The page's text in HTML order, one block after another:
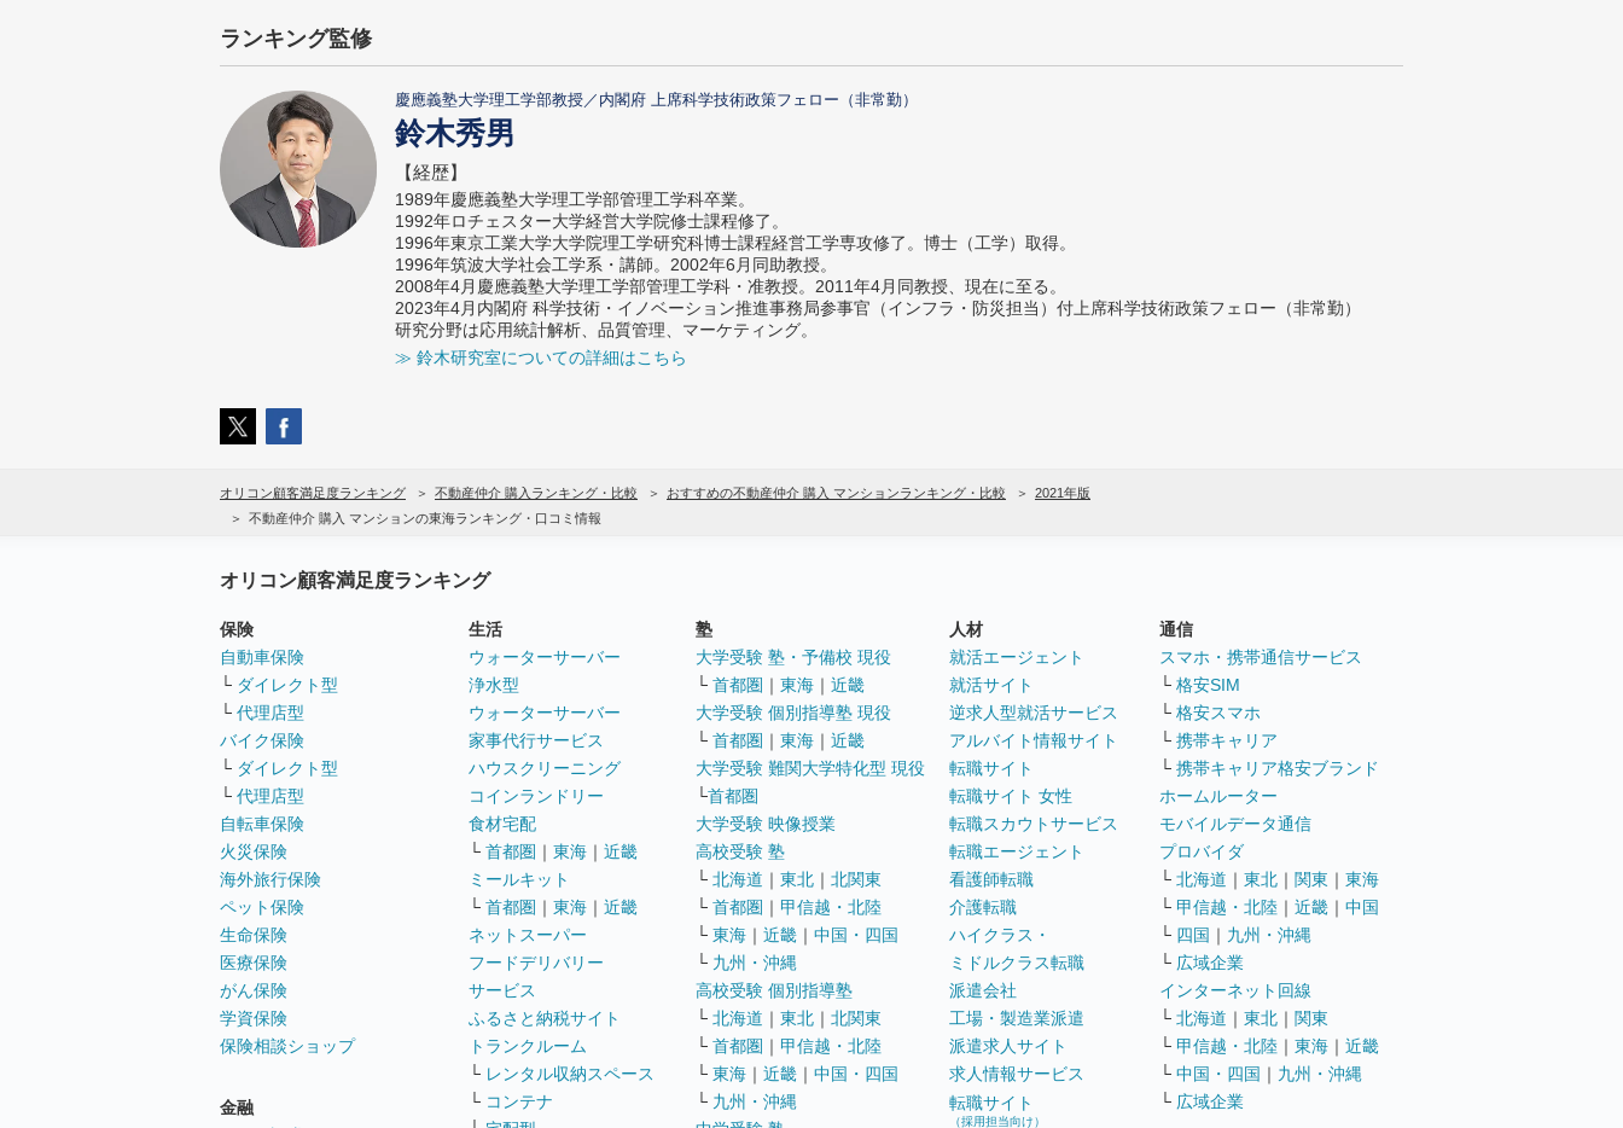
ランキング監修
慶應義塾大学理工学部教授／内閣府 上席科学技術政策フェロー（非常勤）
鈴木秀男
【経歴】
1989年慶應義塾大学理工学部管理工学科卒業。
1992年ロチェスター大学経営大学院修士課程修了。
1996年東京工業大学大学院理工学研究科博士課程経営工学専攻修了。博士（工学）取得。
1996年筑波大学社会工学系・講師。2002年6月同助教授。
2008年4月慶應義塾大学理工学部管理工学科・准教授。2011年4月同教授、現在に至る。
2023年4月内閣府 科学技術・イノベーション推進事務局参事官（インフラ・防災担当）付上席科学技術政策フェロー（非常勤）
研究分野は応用統計解析、品質管理、マーケティング。
≫ 鈴木研究室についての詳細はこちら
オリコン顧客満足度ランキング 不動産仲介 購入ランキング・比較 おすすめの不動産仲介 購入 マンションランキング・比較
2021年版
不動産仲介 購入 マンションの東海ランキング・口コミ情報
オリコン顧客満足度ランキング
保険
自動車保険
└ ダイレクト型
└ 代理店型
バイク保険
└ ダイレクト型
└ 代理店型
自転車保険
火災保険
海外旅行保険
ペット保険
生命保険
医療保険
がん保険
学資保険
保険相談ショップ
金融
生活
ウォーターサーバー
浄水型
ウォーターサーバー
家事代行サービス
ハウスクリーニング
コインランドリー
食材宅配
└ 首都圏 ｜ 東海 ｜ 近畿
ミールキット
└ 首都圏 ｜ 東海 ｜ 近畿
ネットスーパー
フードデリバリー
サービス
ふるさと納税サイト
トランクルーム
└ レンタル収納スペース
└ コンテナ
塾
大学受験 塾・予備校 現役
└ 首都圏 ｜ 東海 ｜ 近畿
大学受験 個別指導塾 現役
└ 首都圏 ｜ 東海 ｜ 近畿
大学受験 難関大学特化型 現役
└首都圏
大学受験 映像授業
高校受験 塾
└ 北海道 ｜ 東北 ｜ 北関東
└ 首都圏 ｜ 甲信越・北陸
└ 東海 ｜ 近畿 ｜ 中国・四国
└ 九州・沖縄
高校受験 個別指導塾
└ 北海道 ｜ 東北 ｜ 北関東
└ 首都圏 ｜ 甲信越・北陸
└ 東海 ｜ 近畿 ｜ 中国・四国
└ 九州・沖縄
人材
就活エージェント
就活サイト
逆求人型就活サービス
アルバイト情報サイト
転職サイト
転職サイト 女性
転職スカウトサービス
転職エージェント
看護師転職
介護転職
ハイクラス・
ミドルクラス転職
派遣会社
工場・製造業派遣
派遣求人サイト
求人情報サービス
転職サイト
（採用担当向け）
通信
スマホ・携帯通信サービス
└ 格安SIM
└ 格安スマホ
└ 携帯キャリア
└ 携帯キャリア格安ブランド
ホームルーター
モバイルデータ通信
プロバイダ
└ 北海道 ｜ 東北 ｜ 関東 ｜ 東海
└ 甲信越・北陸 ｜ 近畿 ｜ 中国
└ 四国 ｜ 九州・沖縄
└ 広域企業
インターネット回線
└ 北海道 ｜ 東北 ｜ 関東
└ 甲信越・北陸 ｜ 東海 ｜ 近畿
└ 中国・四国 ｜ 九州・沖縄
└ 広域企業